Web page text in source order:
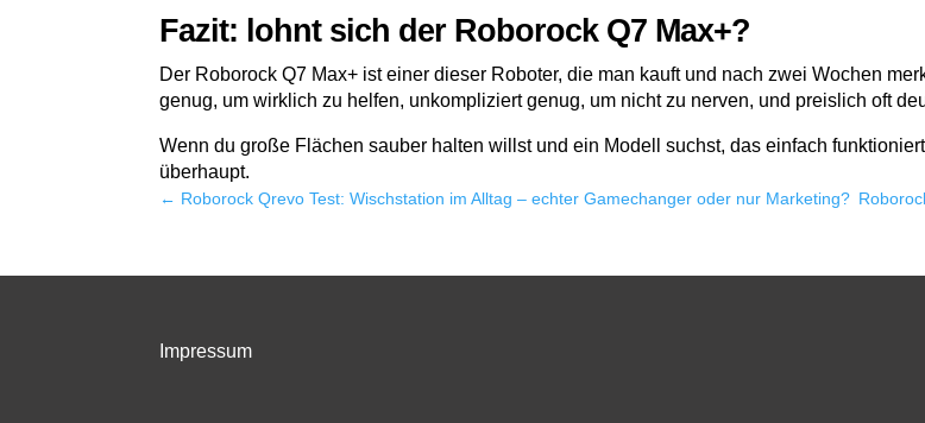
Fazit: lohnt sich der Roborock Q7 Max+?
Der Roborock Q7 Max+ ist einer dieser Roboter, die man kauft und nach zwei Wochen
genug, um wirklich zu helfen, unkompliziert genug, um nicht zu nerven, und preislich oft
Wenn du große Flächen sauber halten willst und ein Modell suchst, das einfach
überhaupt.
← Roborock Qrevo Test: Wischstation im Alltag – echter Gamechanger oder nur Marketing?
Impressum